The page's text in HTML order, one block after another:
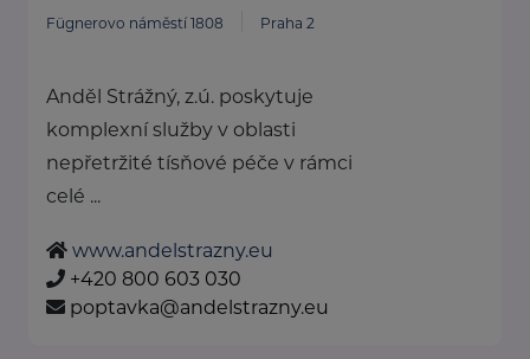
Fügnerovo náměstí 1808 Praha 2
Anděl Strážný, z.ú. poskytuje
komplexní služby v oblasti
nepřetržité tísňové péče v rámci
celé ...
www.andelstrazny.eu
+420 800 603 030
poptavka@andelstrazny.eu